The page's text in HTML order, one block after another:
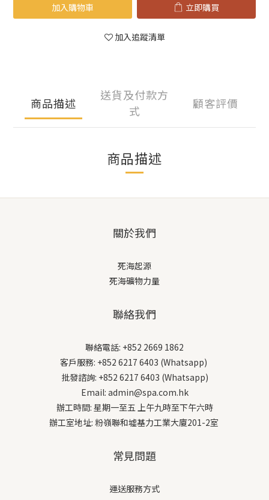
加入購物車 立即購買
加入追蹤清單
商品描述
送貨及付款方
式
顧客評價
商品描述
關於我們
死海起源
死海礦物力量
聯絡我們
聯絡電話: +852 2669 1862
客戶服務: +852 6217 6403 (Whatsapp)
批發諮詢: +852 6217 6403 (Whatsapp)
Email: admin@spa.com.hk
辦工時間: 星期一至五 上午九時至下午六時
辦工室地址: 粉嶺聯和墟基力工業大廈201-2室
常見問題
運送服務方式